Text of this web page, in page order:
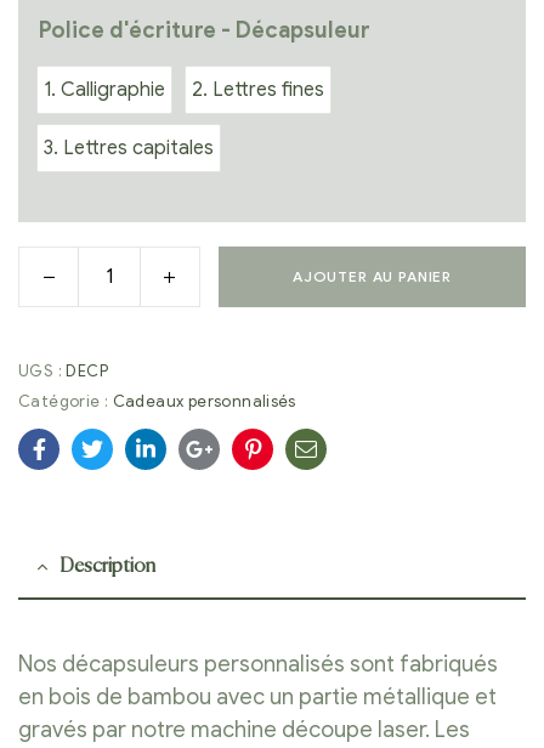
Police d'écriture - Décapsuleur
1. Calligraphie 2. Lettres fines
3. Lettres capitales
AJOUTER AU PANIER
UGS :DECP
Catégorie : Cadeaux personnalisés
Facebook
TwitterLinkedinGoogle+Pinterest
E-
Description
Nos décapsuleurs personnalisés sont fabriqués
en bois de bambou avec un partie métallique et
gravés par notre machine découpe laser. Les